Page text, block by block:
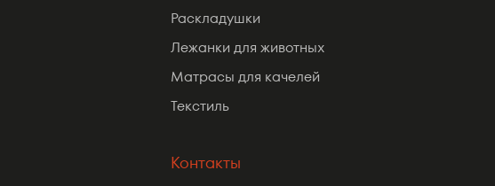
Раскладушки
Лежанки для животных
Матрасы для качелей
Текстиль
Контакты